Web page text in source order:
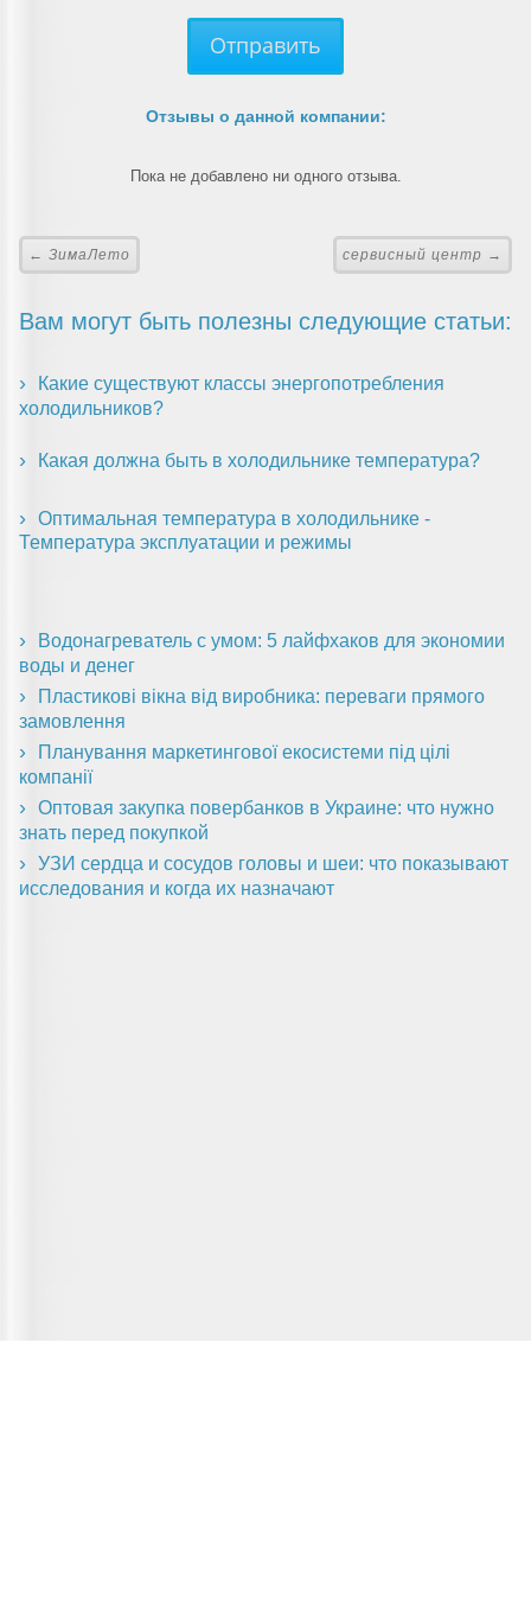
Отправить
Отзывы о данной компании:
Пока не добавлено ни одного отзыва.
← ЗимаЛето сервисный центр →
Вам могут быть полезны следующие статьи:
Какие существуют классы энергопотребления
холодильников?
Какая должна быть в холодильнике температура?
Оптимальная температура в холодильнике -
Температура эксплуатации и режимы
Водонагреватель с умом: 5 лайфхаков для экономии
воды и денег
Пластикові вікна від виробника: переваги прямого
замовлення
Планування маркетингової екосистеми під цілі
компанії
Оптовая закупка повербанков в Украине: что нужно
знать перед покупкой
УЗИ сердца и сосудов головы и шеи: что показывают
исследования и когда их назначают